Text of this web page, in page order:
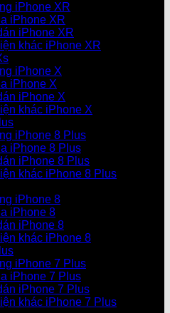
iPhone XR
iPhone XR
iPhone XR
khác iPhone XR
iPhone X
iPhone X
iPhone X
khác iPhone X
iPhone 8 Plus
iPhone 8 Plus
iPhone 8 Plus
khác iPhone 8 Plus
iPhone 8
iPhone 8
iPhone 8
khác iPhone 8
iPhone 7 Plus
iPhone 7 Plus
iPhone 7 Plus
khác iPhone 7 Plus